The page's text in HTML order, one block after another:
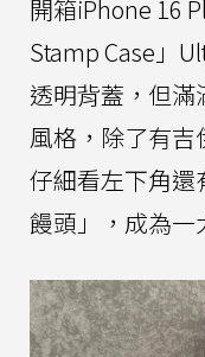
開箱iPhone 16
Stamp Case」
透明背蓋，但
風格，除了有吉
仔細看左下角
饅頭」，成為一